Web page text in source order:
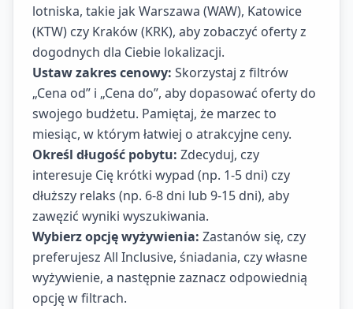
lotniska, takie jak Warszawa (WAW), Katowice
(KTW) czy Kraków (KRK), aby zobaczyć oferty z
dogodnych dla Ciebie lokalizacji.
Ustaw zakres cenowy: Skorzystaj z filtrów
„Cena od” i „Cena do”, aby dopasować oferty do
swojego budżetu. Pamiętaj, że marzec to
miesiąc, w którym łatwiej o atrakcyjne ceny.
Określ długość pobytu: Zdecyduj, czy
interesuje Cię krótki wypad (np. 1-5 dni) czy
dłuższy relaks (np. 6-8 dni lub 9-15 dni), aby
zawęzić wyniki wyszukiwania.
Wybierz opcję wyżywienia: Zastanów się, czy
preferujesz All Inclusive, śniadania, czy własne
wyżywienie, a następnie zaznacz odpowiednią
opcję w filtrach.